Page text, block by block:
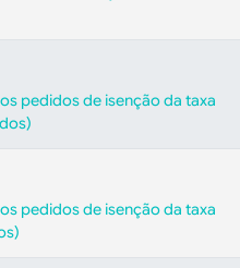
pedidos de isenção da taxa
pedidos de isenção da taxa